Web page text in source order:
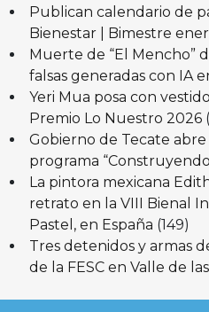
Publican calendario de
Bienestar | Bimestre
Muerte de “El Mencho”
falsas generadas con IA
Yeri Mua posa con
Premio Lo Nuestro 2026
Gobierno de Tecate
programa
La pintora mexicana
retrato en la VIII Bienal
Pastel, en España (149)
Tres detenidos y armas
de la FESC en Valle de